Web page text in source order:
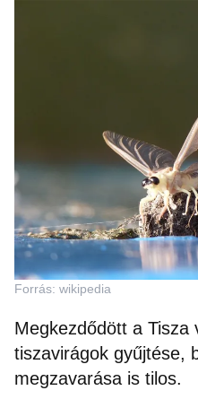
Forrás: wikipedia
Megkezdődött a Tisza
tiszavirágok gyűjtése,
megzavarása is tilos.